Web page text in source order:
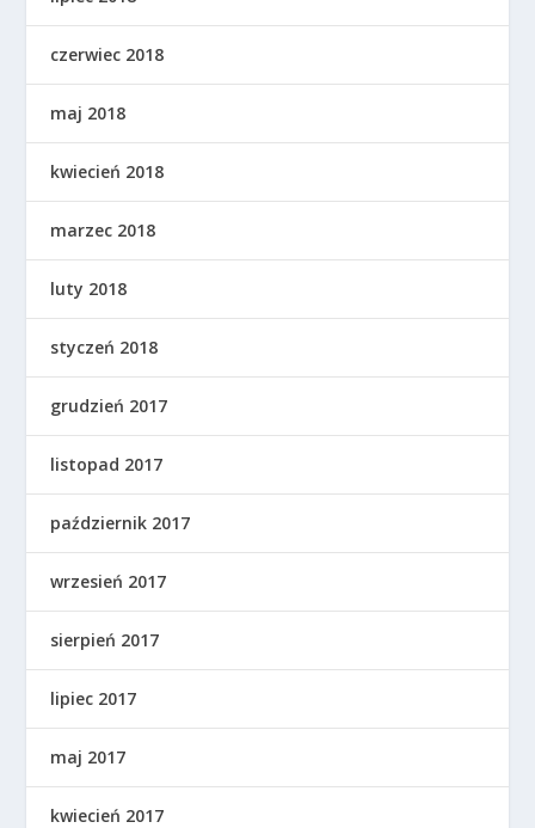
czerwiec 2018
maj 2018
kwiecień 2018
marzec 2018
luty 2018
styczeń 2018
grudzień 2017
listopad 2017
październik 2017
wrzesień 2017
sierpień 2017
lipiec 2017
maj 2017
kwiecień 2017